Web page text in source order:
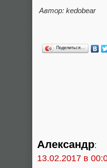
Автор: kedobear
Поделиться…
Александр:
13.02.2017 в